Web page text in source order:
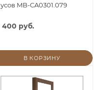
усов MB-CA0301.079
400 руб.
В КОРЗИНУ